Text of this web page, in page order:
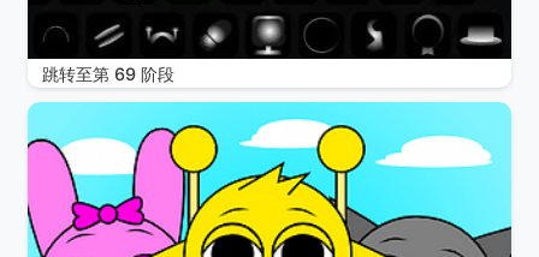
跳转至第 69 阶段